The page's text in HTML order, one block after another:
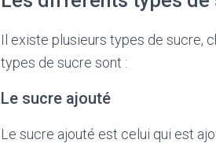
Il existe plusieurs types de sucre,
types de sucre sont :
Le sucre ajouté
Le sucre ajouté est celui qui est